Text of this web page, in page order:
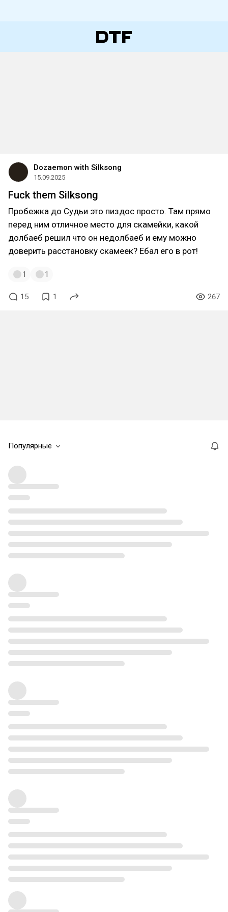
Dozaemon with Silksong
15.09.2025
Fuck them Silksong
Пробежка до Судьи это пиздос просто. Там прямо
перед ним отличное место для скамейки, какой
долбаеб решил что он недолбаеб и ему можно
доверить расстановку скамеек? Ебал его в рот!
1 1
15 1 267
Популярные